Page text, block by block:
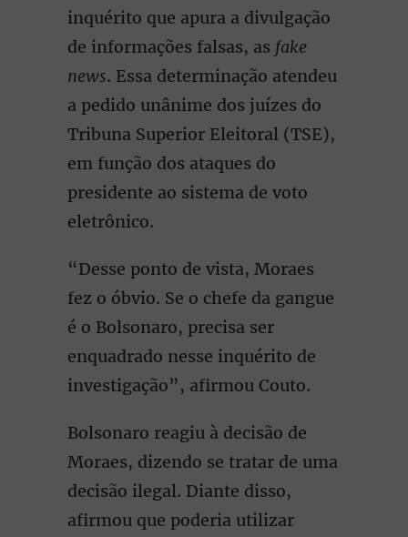
inquérito que apura a divulgação
de informações falsas, as fake
news. Essa determinação atendeu
a pedido unânime dos juízes do
Tribuna Superior Eleitoral (TSE),
em função dos ataques do
presidente ao sistema de voto
eletrônico.
“Desse ponto de vista, Moraes
fez o óbvio. Se o chefe da gangue
é o Bolsonaro, precisa ser
enquadrado nesse inquérito de
investigação”, afirmou Couto.
Bolsonaro reagiu à decisão de
Moraes, dizendo se tratar de uma
decisão ilegal. Diante disso,
afirmou que poderia utilizar